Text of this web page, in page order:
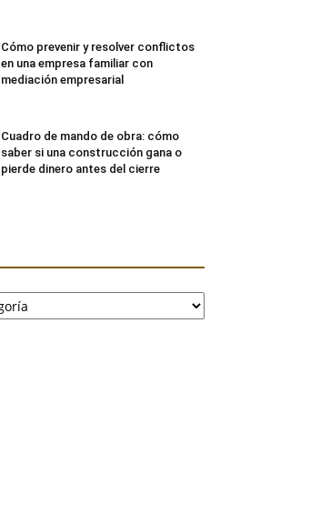
Cómo prevenir y resolver conflictos
en una empresa familiar con
mediación empresarial
Cuadro de mando de obra: cómo
saber si una construcción gana o
pierde dinero antes del cierre